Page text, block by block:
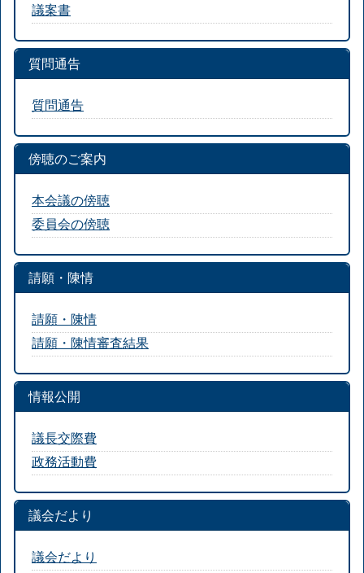
議案書
質問通告
質問通告
傍聴のご案内
本会議の傍聴
委員会の傍聴
請願・陳情
請願・陳情
請願・陳情審査結果
情報公開
議長交際費
政務活動費
議会だより
議会だより